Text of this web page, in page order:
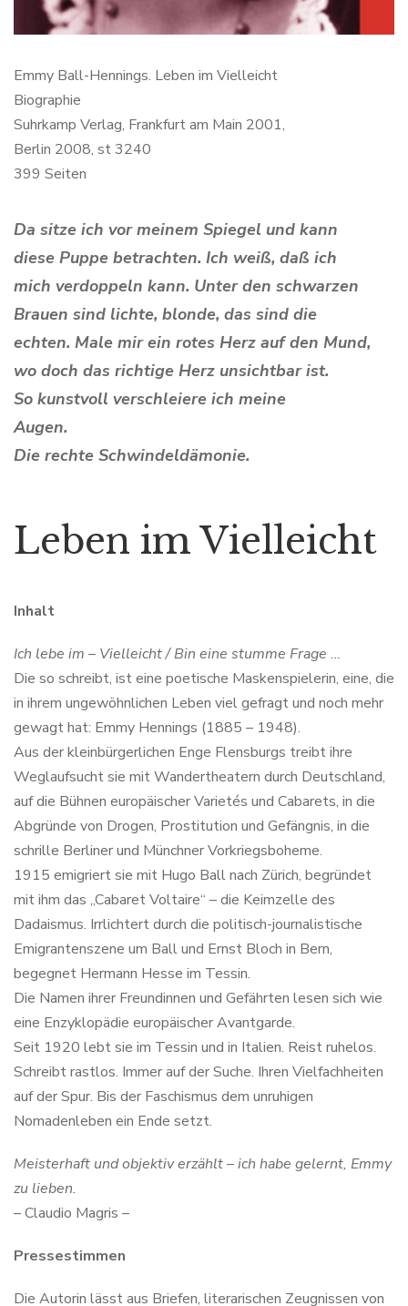
Emmy Ball-Hennings. Leben im Vielleicht
Biographie
Suhrkamp Verlag, Frankfurt am Main 2001,
Berlin 2008, st 3240
399 Seiten
Da sitze ich vor meinem Spiegel und kann
diese Puppe betrachten. Ich weiß, daß ich
mich verdoppeln kann. Unter den schwarzen
Brauen sind lichte, blonde, das sind die
echten. Male mir ein rotes Herz auf den Mund,
wo doch das richtige Herz unsichtbar ist.
So kunstvoll verschleiere ich meine
Augen.
Die rechte Schwindeldämonie.
Leben im Vielleicht
Inhalt
Ich lebe im – Vielleicht / Bin eine stumme Frage …
Die so schreibt, ist eine poetische Maskenspielerin, eine, die
in ihrem ungewöhnlichen Leben viel gefragt und noch mehr
gewagt hat: Emmy Hennings (1885 – 1948).
Aus der kleinbürgerlichen Enge Flensburgs treibt ihre
Weglaufsucht sie mit Wandertheatern durch Deutschland,
auf die Bühnen europäischer Varietés und Cabarets, in die
Abgründe von Drogen, Prostitution und Gefängnis, in die
schrille Berliner und Münchner Vorkriegsboheme.
1915 emigriert sie mit Hugo Ball nach Zürich, begründet
mit ihm das „Cabaret Voltaire“ – die Keimzelle des
Dadaismus. Irrlichtert durch die politisch-journalistische
Emigrantenszene um Ball und Ernst Bloch in Bern,
begegnet Hermann Hesse im Tessin.
Die Namen ihrer Freundinnen und Gefährten lesen sich wie
eine Enzyklopädie europäischer Avantgarde.
Seit 1920 lebt sie im Tessin und in Italien. Reist ruhelos.
Schreibt rastlos. Immer auf der Suche. Ihren Vielfachheiten
auf der Spur. Bis der Faschismus dem unruhigen
Nomadenleben ein Ende setzt.
Meisterhaft und objektiv erzählt – ich habe gelernt, Emmy
zu lieben.
– Claudio Magris –
Pressestimmen
Die Autorin lässt aus Briefen, literarischen Zeugnissen von